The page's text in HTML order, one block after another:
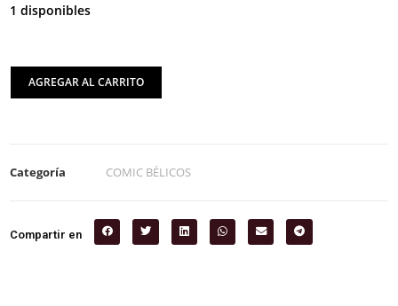
1 disponibles
AGREGAR AL CARRITO
Categoría COMIC BÉLICOS
Compartir en